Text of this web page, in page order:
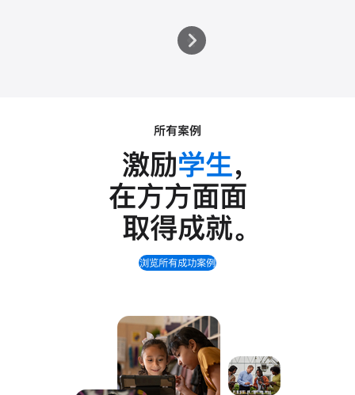
所有案例
激励学生，
在方方面面
取得成就。
浏览所有成功案例